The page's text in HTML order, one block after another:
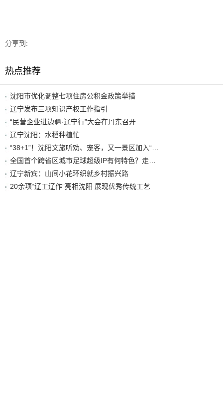
分享到:
热点推荐
沈阳市优化调整七项住房公积金政策举措
辽宁发布三项知识产权工作指引
“民营企业进边疆·辽宁行”大会在丹东召开
辽宁沈阳：水稻种植忙
辽宁新宾：山间小花环织就乡村振兴路
20余项“辽工辽作”亮相沈阳 展现优秀传统工艺